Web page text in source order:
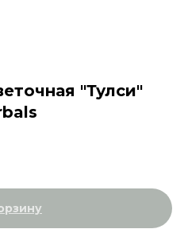
"Тулси"